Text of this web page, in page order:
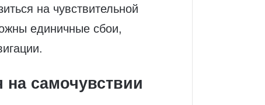
на чувствительной
единичные сбои,
на самочувствии